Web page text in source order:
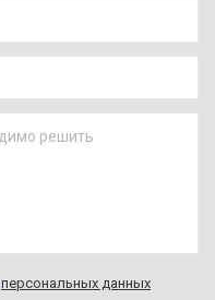
персональных данных